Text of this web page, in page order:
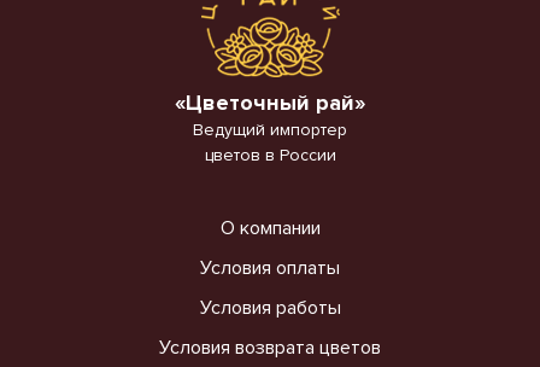
«Цветочный рай»
Ведущий импортер
цветов в России
О компании
Условия оплаты
Условия работы
Условия возврата цветов